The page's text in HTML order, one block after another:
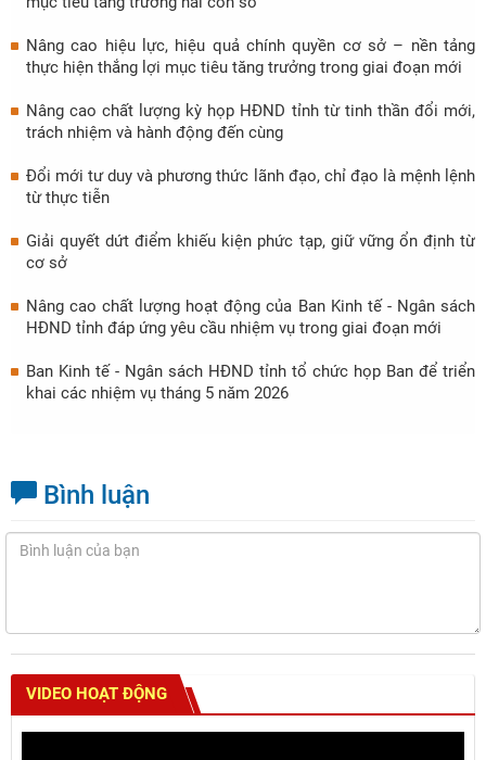
Nâng cao hiệu lực, hiệu quả chính quyền cơ sở – nền tảng
thực hiện thắng lợi mục tiêu tăng trưởng trong giai đoạn mới
Nâng cao chất lượng kỳ họp HĐND tỉnh từ tinh thần đổi mới,
trách nhiệm và hành động đến cùng
Đổi mới tư duy và phương thức lãnh đạo, chỉ đạo là mệnh lệnh
từ thực tiễn
Giải quyết dứt điểm khiếu kiện phức tạp, giữ vững ổn định từ
cơ sở
Nâng cao chất lượng hoạt động của Ban Kinh tế - Ngân sách
HĐND tỉnh đáp ứng yêu cầu nhiệm vụ trong giai đoạn mới
Ban Kinh tế - Ngân sách HĐND tỉnh tổ chức họp Ban để triển
khai các nhiệm vụ tháng 5 năm 2026
Bình luận
VIDEO HOẠT ĐỘNG